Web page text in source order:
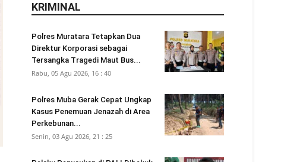
KRIMINAL
Polres Muratara Tetapkan Dua
Direktur Korporasi sebagai
Tersangka Tragedi Maut Bus...
Rabu, 05 Agu 2026, 16 : 40
Polres Muba Gerak Cepat Ungkap
Kasus Penemuan Jenazah di Area
Perkebunan...
Senin, 03 Agu 2026, 21 : 25